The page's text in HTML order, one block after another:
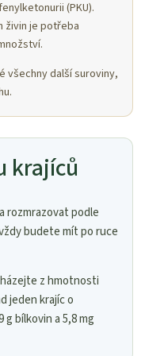
(PKU).
živin je potřeba
všechny další suroviny,
krajíců
rozmrazovat podle
budete mít po ruce
z hmotnosti
jeden krajíc o
bílkovin a 5,8 mg